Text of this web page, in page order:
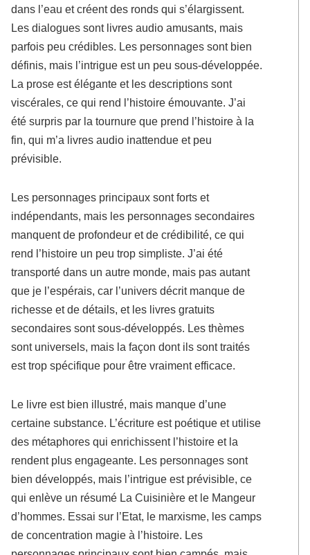
dans l’eau et créent des ronds qui s’élargissent.
Les dialogues sont livres audio amusants, mais
parfois peu crédibles. Les personnages sont bien
définis, mais l’intrigue est un peu sous-développée.
La prose est élégante et les descriptions sont
viscérales, ce qui rend l’histoire émouvante. J’ai
été surpris par la tournure que prend l’histoire à la
fin, qui m’a livres audio inattendue et peu
prévisible.
Les personnages principaux sont forts et
indépendants, mais les personnages secondaires
manquent de profondeur et de crédibilité, ce qui
rend l’histoire un peu trop simpliste. J’ai été
transporté dans un autre monde, mais pas autant
que je l’espérais, car l’univers décrit manque de
richesse et de détails, et les livres gratuits
secondaires sont sous-développés. Les thèmes
sont universels, mais la façon dont ils sont traités
est trop spécifique pour être vraiment efficace.
Le livre est bien illustré, mais manque d’une
certaine substance. L’écriture est poétique et utilise
des métaphores qui enrichissent l’histoire et la
rendent plus engageante. Les personnages sont
bien développés, mais l’intrigue est prévisible, ce
qui enlève un résumé La Cuisinière et le Mangeur
d’hommes. Essai sur l’Etat, le marxisme, les camps
de concentration magie à l’histoire. Les